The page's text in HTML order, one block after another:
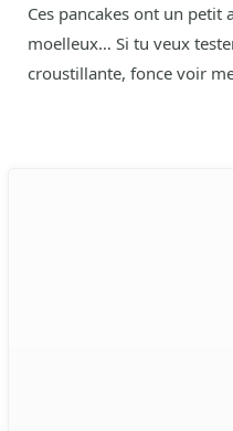
Ces pancakes ont un petit
moelleux… Si tu veux
croustillante, fonce voir